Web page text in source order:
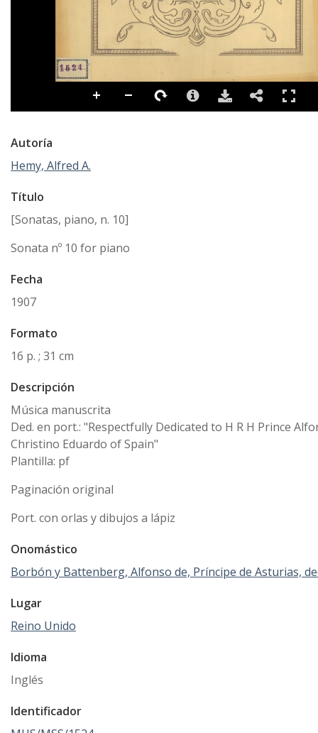
Autoría
Hemy, Alfred A.
Título
[Sonatas, piano, n. 10]
Sonata nº 10 for piano
Fecha
1907
Formato
16 p. ; 31 cm
Descripción
Música manuscrita
Ded. en port.: "Respectfully Dedicated to H R H Prince
Christino Eduardo of Spain"
Plantilla: pf
Paginación original
Port. con orlas y dibujos a lápiz
Onomástico
Borbón y Battenberg, Alfonso de, Príncipe de Asturias,
Lugar
Reino Unido
Idioma
Inglés
Identificador